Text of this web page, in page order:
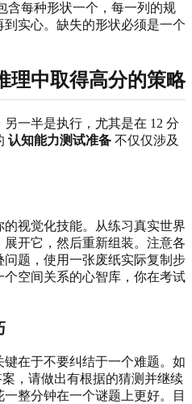
含每种形状一个，每一列的规
实心。缺失的形状必须是一个
理中取得高分的策略
一半是执行，尤其是在 12 分
认知能力测试准备 不仅仅涉及
视觉化技能。从练习真实世界
开它，然后重新组装。注意各
题，使用一张废纸实际复制步
空间关系的心智库，你在考试
在于不要纠结于一个难题。如
，请做出有根据的猜测并继续
整分钟在一个谜题上更好。目